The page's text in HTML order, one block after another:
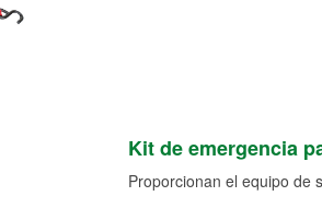
Kit de emergencia
Proporcionan el equipo de